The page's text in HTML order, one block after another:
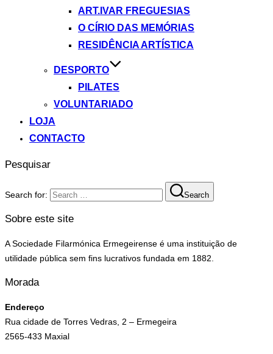
ART.IVAR FREGUESIAS
O CÍRIO DAS MEMÓRIAS
RESIDÊNCIA ARTÍSTICA
DESPORTO
PILATES
VOLUNTARIADO
LOJA
CONTACTO
Pesquisar
Search for: Search
Sobre este site
A Sociedade Filarmónica Ermegeirense é uma instituição de
utilidade pública sem fins lucrativos fundada em 1882.
Morada
Endereço
Rua cidade de Torres Vedras, 2 – Ermegeira
2565-433 Maxial